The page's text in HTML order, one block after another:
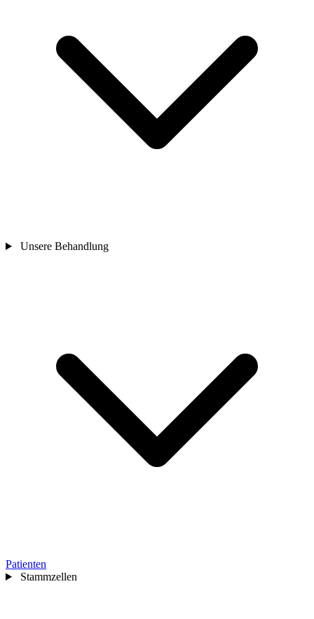
Unsere Behandlung
Patienten
Stammzellen